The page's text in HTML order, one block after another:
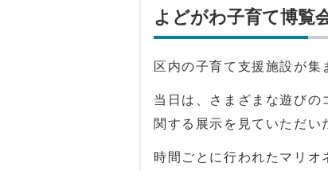
よどがわ子育て博覧
区内の子育て支援施設が集
当日は、さまざまな遊びの
関する展示を見ていただい
時間ごとに行われたマリオ